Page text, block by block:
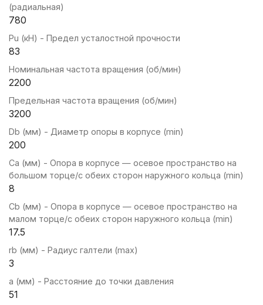
(радиальная)
780
Pu (кН) - Предел усталостной прочности
83
Номинальная частота вращения (об/мин)
2200
Предельная частота вращения (об/мин)
3200
Db (мм) - Диаметр опоры в корпусе (min)
200
Ca (мм) - Опора в корпусе — осевое пространство на
большом торце/с обеих сторон наружного кольца (min)
8
Cb (мм) - Опора в корпусе — осевое пространство на
малом торце/с обеих сторон наружного кольца (min)
17.5
rb (мм) - Радиус галтели (max)
3
a (мм) - Расстояние до точки давления
51